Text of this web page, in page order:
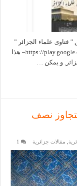
فتاوى علماء الجزائر ”
https://play.google.com/store/apps/details?id=dz.eadn.fatawa&fbclid= هذا
و يمكن …
نصف
مقالات جزائرية 1